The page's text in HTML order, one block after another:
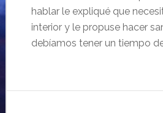
hablar le expliqué que
interior y le propuse hacer
debíamos tener un tiempo